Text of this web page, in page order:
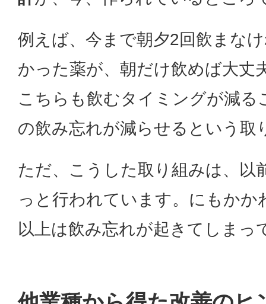
例えば、今まで朝夕2回飲まな
かった薬が、朝だけ飲めば大丈
こちらも飲むタイミングが減る
の飲み忘れが減らせるという取
ただ、こうした取り組みは、以
っと行われています。にもかか
以上は飲み忘れが起きてしまっ